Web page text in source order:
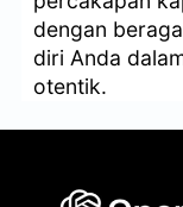
dengan
diri Anda
otentik.